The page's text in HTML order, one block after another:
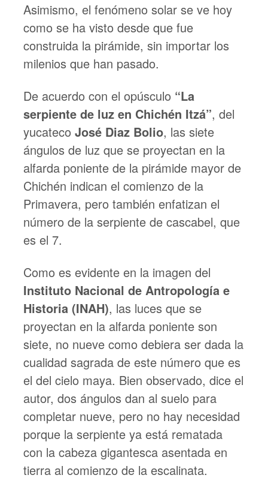
Asimismo, el fenómeno solar se ve hoy
como se ha visto desde que fue
construida la pirámide, sin importar los
milenios que han pasado.
De acuerdo con el opúsculo “La
serpiente de luz en Chichén Itzá”, del
yucateco José Diaz Bolio, las siete
ángulos de luz que se proyectan en la
alfarda poniente de la pirámide mayor de
Chichén indican el comienzo de la
Primavera, pero también enfatizan el
número de la serpiente de cascabel, que
es el 7.
Como es evidente en la imagen del
Instituto Nacional de Antropología e
Historia (INAH), las luces que se
proyectan en la alfarda poniente son
siete, no nueve como debiera ser dada la
cualidad sagrada de este número que es
el del cielo maya. Bien observado, dice el
autor, dos ángulos dan al suelo para
completar nueve, pero no hay necesidad
porque la serpiente ya está rematada
con la cabeza gigantesca asentada en
tierra al comienzo de la escalinata.